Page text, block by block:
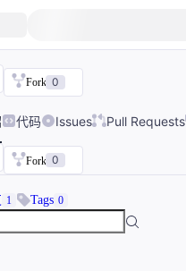
Fork 0
代码 Issues Pull Requests
Fork 0
1 Tags 0